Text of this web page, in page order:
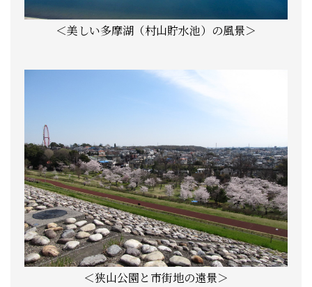
＜美しい多摩湖（村山貯水池）の風景＞
＜狭山公園と市街地の遠景＞